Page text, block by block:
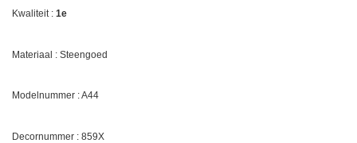
Kwaliteit : 1e
Materiaal : Steengoed
Modelnummer : A44
Decornummer : 859X